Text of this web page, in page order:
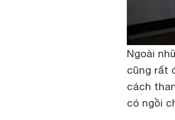
Ngoài
cũng rất
cách
có ngồi